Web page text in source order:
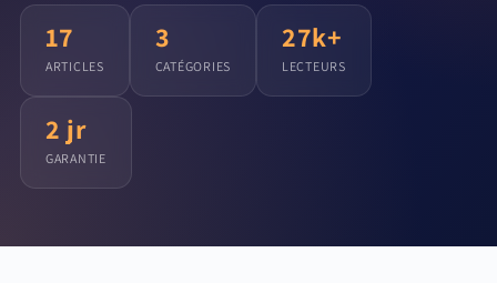
17
ARTICLES
3
CATÉGORIES
27k+
LECTEURS
2 jr
GARANTIE